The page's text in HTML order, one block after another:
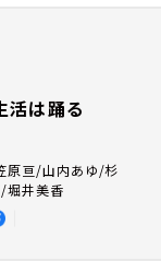
活は踊る
原亘/山内あゆ/杉
堀井美香